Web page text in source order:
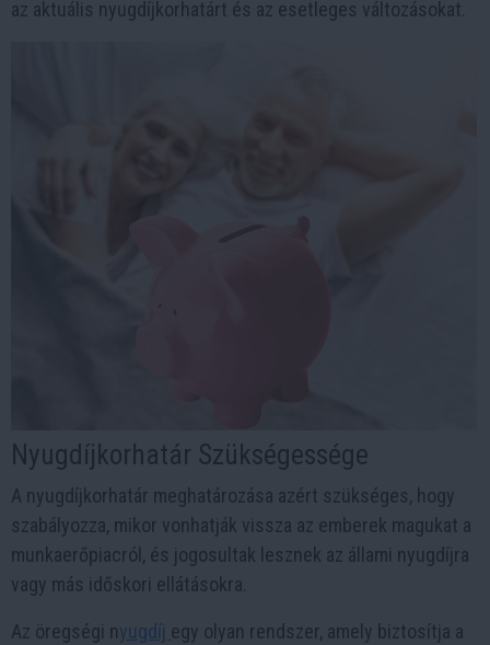
az aktuális nyugdíjkorhatárt és az esetleges változásokat.
Nyugdíjkorhatár Szükségessége
A nyugdíjkorhatár meghatározása azért szükséges, hogy
szabályozza, mikor vonhatják vissza az emberek magukat a
munkaerőpiacról, és jogosultak lesznek az állami nyugdíjra
vagy más időskori ellátásokra.
Az öregségi nyugdíj egy olyan rendszer, amely biztosítja a